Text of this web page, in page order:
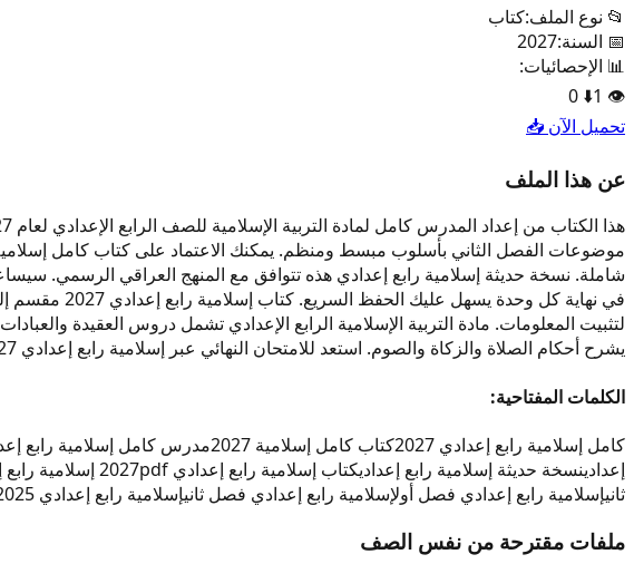
📂 نوع الملف:كتاب
📅 السنة:2027
📊 الإحصائيات:
👁️
1
⬇️
0
تحميل الآن 📥
عن هذا الملف
في نهاية كل
لتثبيت المعلومات. مادة التربية الإسلامية الرابع الإعدادي تشمل دروس العقيدة
يشرح أحكام الصلاة والزكاة والصوم. استعد للامتحان النهائي عبر إسلامية رابع إعدادي 2027 بثقة ويسر.
الكلمات المفتاحية:
كامل إسلامية رابع إعدادي 2027
كتاب كامل إسلامية 2027 مدرس كامل إسلامية رابع
إعدادينسخة حديثة إسلامية رابع إعداديكتاب إسلامية رابع إعدادي 2027 pdf إسلامية رابع إعدادي
ثانيإسلامية رابع إعدادي فصل أولإسلامية رابع إعدادي فصل ثانيإسلامية رابع إعدادي 2025
ملفات مقترحة من نفس الصف